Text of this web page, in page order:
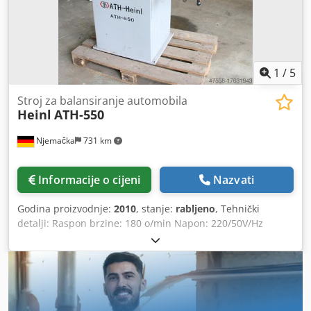
1 / 5
Njemačka 731 km
Stroj za balansiranje automobila
Heinl ATH-550
Informacije o cijeni Nazvati
Godina proizvodnje: 2010, stanje: rabljeno, Tehnički
detalji: Raspon brzine: 180 o/min Napon: 220/50V/Hz
Težina stroja cca: 150 kg Dimenzije stroja cca DxŠxV: 1,2 x
0,8 x 1,3 m Ukupna potrebna snaga: 550 kW Dsdpju Ic Aiefx
Amvjck Stroj za balansiranje automobilskih guma Proces
balansiranja odvija se automatski uz kočenje kotača.
Odabir programa može se birati između 11